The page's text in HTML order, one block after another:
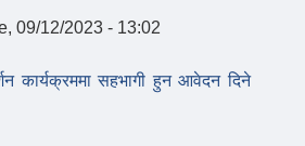
09/12/2023 - 13:02
कार्यक्रममा सहभागी हुन आवेदन दिने